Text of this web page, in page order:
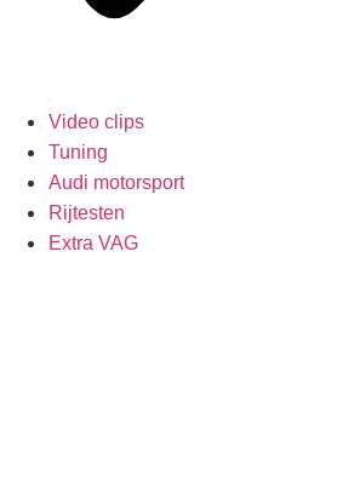
Video clips
Tuning
Audi motorsport
Rijtesten
Extra VAG